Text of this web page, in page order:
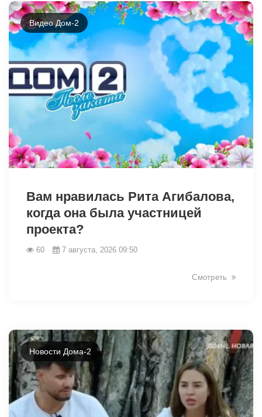
Видео Дом-2
Вам нравилась Рита Агибалова,
когда она была участницей
проекта?
60 7 августа, 2026 09:50
Смотреть
Новости Дома-2